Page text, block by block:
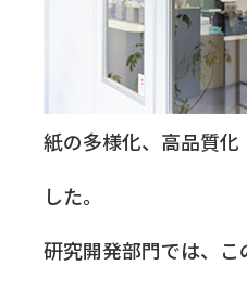
紙の多様化、高品質
した。
研究開発部門では、